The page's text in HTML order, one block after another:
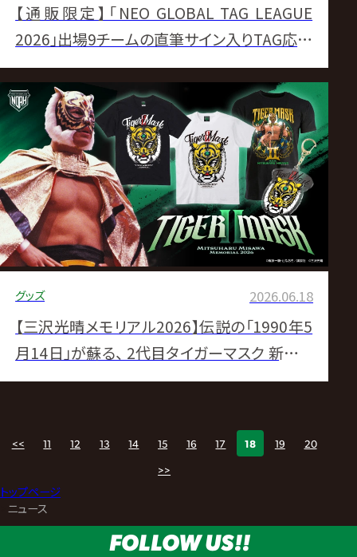
【通販限定】「NEO GLOBAL TAG LEAGUE
2026」出場9チームの直筆サイン入りTAG応援
Tシャツが6月20日(土)より発売スタート！
グッズ 2026.06.18
【三沢光晴メモリアル2026】伝説の「1990年5
月14日」が蘇る、 2代目タイガーマスク 新作オ
フィシャルグッズ発売決定！
<< 11 12 13 14 15 16 17 18 19
20
>>
トップページ
ニュース
FOLLOW US!!